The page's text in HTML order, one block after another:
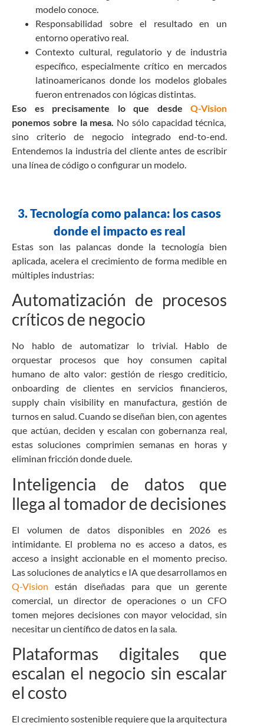
modelo conoce.
Responsabilidad sobre el resultado en un
entorno operativo real.
Contexto cultural, regulatorio y de industria
específico, especialmente crítico en mercados
latinoamericanos donde los modelos globales
fueron entrenados con lógicas distintas.
Eso es precisamente lo que desdeQ-Vision
ponemos sobre la mesa. No sólo capacidad técnica,
sino criterio de negocio integrado end-to-end.
Entendemos la industria del cliente antes de escribir
una línea de código o configurar un modelo.
3. Tecnología como palanca: los casos
donde el impacto es real
Estas son las palancas donde la tecnología bien
aplicada, acelera el crecimiento de forma medible en
múltiples industrias:
Automatización de procesos
críticos de negocio
No hablo de automatizar lo trivial. Hablo de
orquestar procesos que hoy consumen capital
humano de alto valor: gestión de riesgo crediticio,
onboarding de clientes en servicios financieros,
supply chain visibility en manufactura, gestión de
turnos en salud. Cuando se diseñan bien, con agentes
que actúan, deciden y escalan con gobernanza real,
estas soluciones comprimien semanas en horas y
eliminan fricción donde duele.
Inteligencia de datos que
llega al tomador de decisiones
El volumen de datos disponibles en 2026 es
intimidante. El problema no es acceso a datos, es
acceso a insight accionable en el momento preciso.
Las soluciones de analytics e IA que desarrollamos en
Q-Vision están diseñadas para que un gerente
comercial, un director de operaciones o un CFO
tomen mejores decisiones con mayor velocidad, sin
necesitar un científico de datos en la sala.
Plataformas digitales que
escalan el negocio sin escalar
el costo
El crecimiento sostenible requiere que la arquitectura